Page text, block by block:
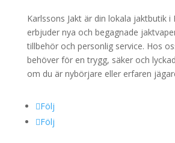
Karlssons Jakt är din lokala jaktbutik i
erbjuder nya och begagnade
tillbehör och personlig service. Hos
behöver för en trygg, säker och
om du är nybörjare eller erfaren
Följ
Följ